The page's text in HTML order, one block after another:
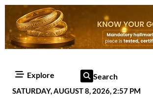
Explore Search
SATURDAY, AUGUST 8, 2026, 2:57 PM